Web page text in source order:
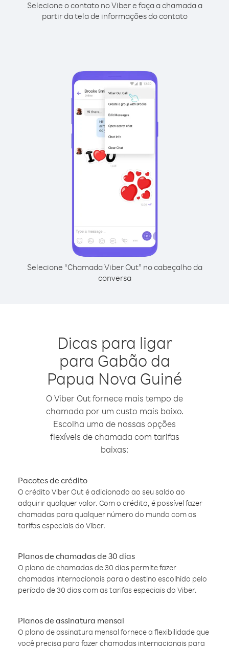
Selecione o contato no Viber e faça a chamada a
partir da tela de informações do contato
Selecione “Chamada Viber Out” no cabeçalho da
conversa
Dicas para ligar
para Gabão da
Papua Nova Guiné
O Viber Out fornece mais tempo de
chamada por um custo mais baixo.
Escolha uma de nossas opções
flexíveis de chamada com tarifas
baixas:
Pacotes de crédito
O crédito Viber Out é adicionado ao seu saldo ao
adquirir qualquer valor. Com o crédito, é possível fazer
chamadas para qualquer número do mundo com as
tarifas especiais do Viber.
Planos de chamadas de 30 dias
O plano de chamadas de 30 dias permite fazer
chamadas internacionais para o destino escolhido pelo
período de 30 dias com as tarifas especiais do Viber.
Planos de assinatura mensal
O plano de assinatura mensal fornece a flexibilidade que
você precisa para fazer chamadas internacionais para